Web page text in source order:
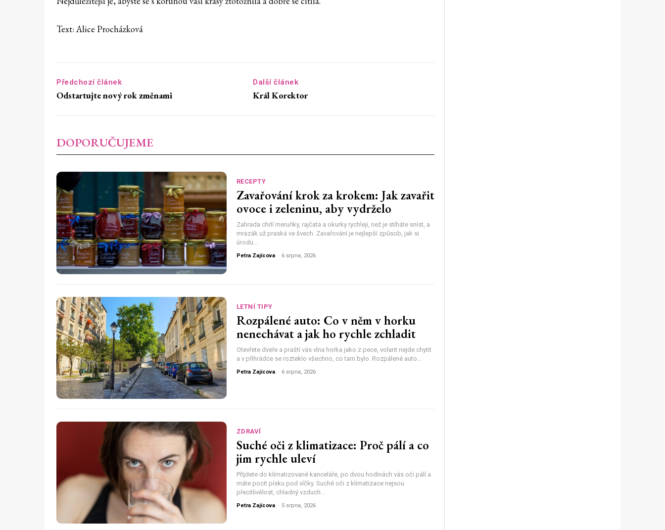
Text: Alice Procházková
Předchozí článek
Odstartujte nový rok změnami
Další článek
Král Korektor
DOPORUČUJEME
RECEPTY
Zavařování krok za krokem: Jak zavařit
ovoce i zeleninu, aby vydrželo
Zahrada chrlí meruňky, rajčata a okurky rychleji, než je stíháte sníst, a
mrazák už praská ve švech. Zavařování je nejlepší způsob, jak si
úrodu...
Petra Zajícova - 6 srpna, 2026
LETNÍ TIPY
Rozpálené auto: Co v něm v horku
nenechávat a jak ho rychle zchladit
Otevřete dveře a praští vás vlna horka jako z pece, volant nejde chytit
a v přihrádce se rozteklo všechno, co tam bylo. Rozpálené auto...
Petra Zajícova - 6 srpna, 2026
ZDRAVÍ
Suché oči z klimatizace: Proč pálí a co
jim rychle uleví
Přijdete do klimatizované kanceláře, po dvou hodinách vás oči pálí a
máte pocit písku pod víčky. Suché oči z klimatizace nejsou
přecitlivělost, chladný vzduch...
Petra Zajícova - 5 srpna, 2026